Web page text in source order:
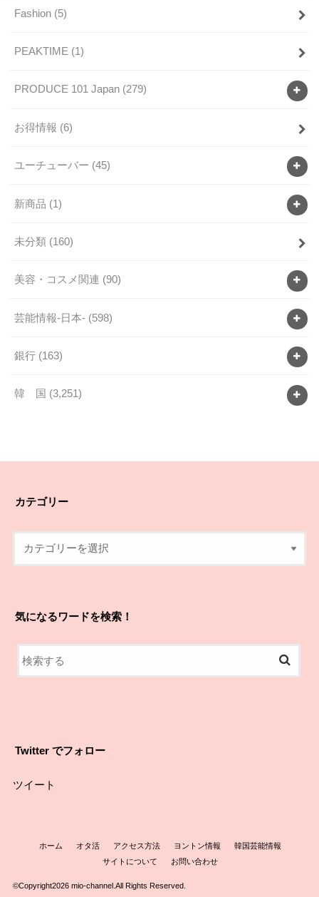
Fashion (5)
PEAKTIME (1)
PRODUCE 101 Japan (279)
お得情報 (6)
ユーチューバー (45)
新商品 (1)
未分類 (160)
美容・コスメ関連 (90)
芸能情報-日本- (598)
銀行 (163)
韓 国 (3,251)
カテゴリー
気になるワードを検索！
Twitter でフォロー
ツイート
ホーム オタ活 アクセス方法 ヨントン情報
韓国芸能情報
サイトについて
お問い合わせ
©Copyright2026 mio-channel.All Rights Reserved.